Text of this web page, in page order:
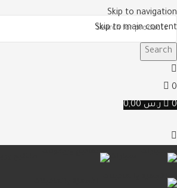
Skip to navigation
Skip to main content
Search
0
0
ر.س